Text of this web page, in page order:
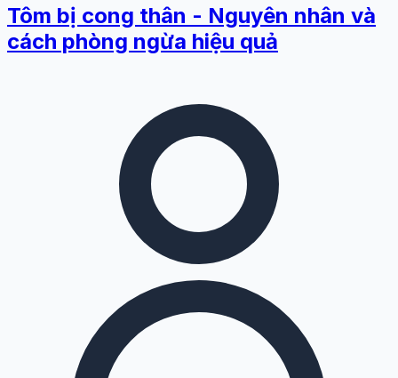
Tôm bị cong thân - Nguyên nhân và
cách phòng ngừa hiệu quả